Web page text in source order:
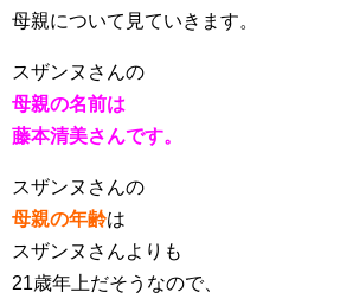
母親について見ていきます。
スザンヌさんの
母親の名前は
藤本清美さんです。
スザンヌさんの
母親の年齢は
スザンヌさんよりも
21歳年上だそうなので、